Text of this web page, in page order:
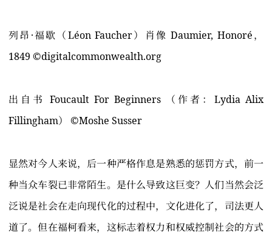
列昂·福歇（Léon Faucher）肖像 Daumier, Honoré，
1849 ©️digitalcommonwealth.org
出自书 Foucault For Beginners （作者：Lydia Alix
Fillingham） ©️Moshe Susser
显然对今人来说，后一种严格作息是熟悉的惩罚方式，前一
种当众车裂已非常陌生。是什么导致这巨变？人们当然会泛
泛说是社会在走向现代化的过程中，文化进化了，司法更人
道了。但在福柯看来，这标志着权力和权威控制社会的方式